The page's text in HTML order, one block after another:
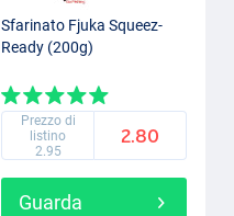
Sfarinato Fjuka Squeez-
Ready (200g)
Prezzo di
listino
2.95
2.80
Guarda